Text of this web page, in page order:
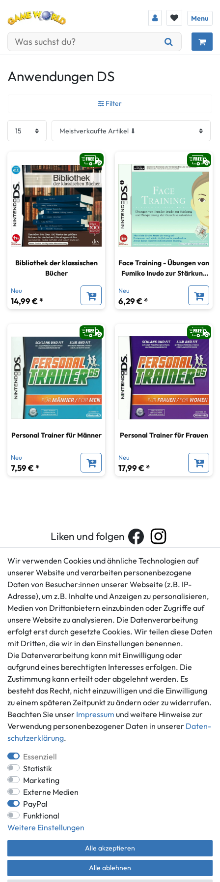
Menu
Anwendungen DS
Filter
Bibliothek der klassischen
Bücher
Neu
14,99 € *
Face Training - Übungen von
Fumiko Inudo zur Stärkung
und Entspannung
Neu
6,29 € *
Personal Trainer für Männer
Neu
7,59 € *
Personal Trainer für Frauen
Neu
17,99 € *
Liken und folgen
Kundenservice
+49 421 596586
Mo. - Fr. 9 - 16 Uhr
info@gameworld.de
Kontaktformular
Rechtliches
AGB
Impressum
Datenschutzerklärung
Barrierefreiheitserklärung
Widerrufs­recht
Vertrag widerrufen
Informationen
Ankauf
Über uns
Häufig gestellte Fragen
Zahlung und Versand
Batterieentsorgung
Zahlungsmöglichkeiten
*Alle Preise inkl. gesetzlicher MwSt.,
** gilt für Lieferungen innerhalb Deutschlands, Lieferzeiten für andere
Länder entnehmen Sie bitte der Schaltfläche mit den
Versandinformationen.
© Game World 2026 | Alle Rechte vorbehalten.
Wir verwenden Cookies und ähnliche Technologien auf
unserer Website und verarbeiten personenbezogene
Daten von Besucher:innen unserer Webseite (z.B. IP-
Adresse), um z.B. Inhalte und Anzeigen zu personalisieren,
Medien von Drittanbietern einzubinden oder Zugriffe auf
unsere Website zu analysieren. Die Datenverarbeitung
erfolgt erst durch gesetzte Cookies. Wir teilen diese Daten
mit Dritten, die wir in den Einstellungen benennen.
Die Datenverarbeitung kann mit Einwilligung oder
aufgrund eines berechtigten Interesses erfolgen. Die
Zustimmung kann erteilt oder abgelehnt werden. Es
besteht das Recht, nicht einzuwilligen und die Einwilligung
zu einem späteren Zeitpunkt zu ändern oder zu widerrufen.
Beachten Sie unser Impressum und weitere Hinweise zur
Verwendung personenbezogener Daten in unserer Daten­
schutz­erklärung.
Essenziell
Statistik
Marketing
Externe Medien
PayPal
Funktional
Weitere Einstellungen
Alle akzeptieren
Alle ablehnen